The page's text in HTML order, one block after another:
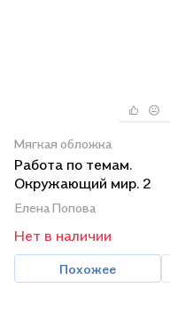
Мягкая обложка
Работа по темам.
Окружающий мир. 2
класс. Рабочая тетрадь
Елена Попова
Нет в наличии
Похожее